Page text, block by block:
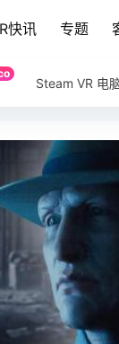
快讯 专题
Steam VR 电